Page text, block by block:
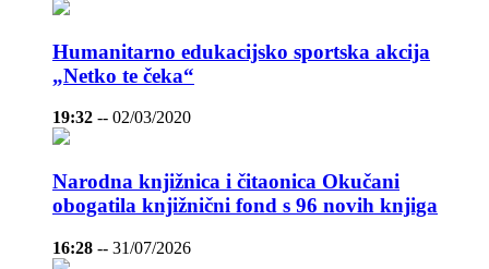
Humanitarno edukacijsko sportska akcija
„Netko te čeka“
19:32 -- 02/03/2020
Narodna knjižnica i čitaonica Okučani
obogatila knjižnični fond s 96 novih knjiga
16:28 -- 31/07/2026